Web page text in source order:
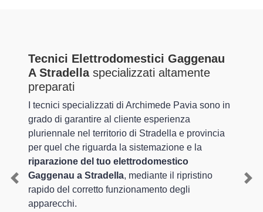
Tecnici Elettrodomestici Gaggenau
A Stradellaspecializzati altamente
preparati
I tecnici specializzati di Archimede Pavia sono in
grado di garantire al cliente esperienza
pluriennale nel territorio di Stradella e provincia
per quel che riguarda la sistemazione e la
riparazione del tuo elettrodomestico
Gaggenau a Stradella, mediante il ripristino
rapido del corretto funzionamento degli
apparecchi.
Previous